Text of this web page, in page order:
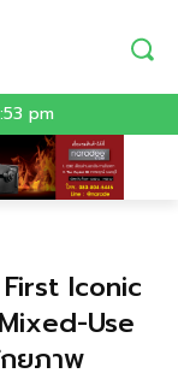
pm
Iconic
Use
ยภาพ